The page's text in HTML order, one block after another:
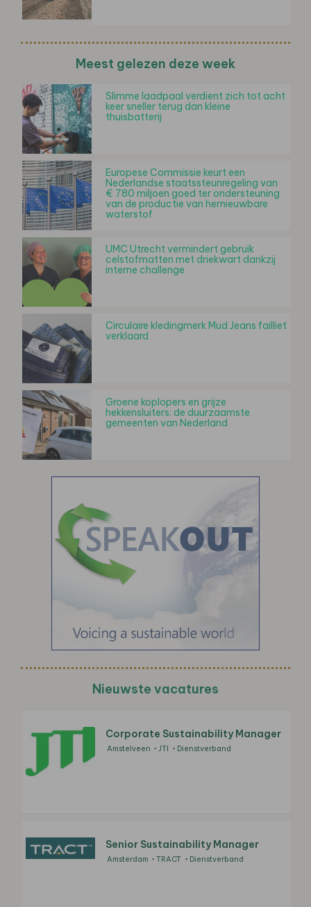
Meest gelezen deze week
Slimme laadpaal verdient zich tot acht
keer sneller terug dan kleine
thuisbatterij
Europese Commissie keurt een
Nederlandse staatssteunregeling van
€ 780 miljoen goed ter ondersteuning
van de productie van hernieuwbare
waterstof
UMC Utrecht vermindert gebruik
celstofmatten met driekwart dankzij
interne challenge
Circulaire kledingmerk Mud Jeans failliet
verklaard
Groene koplopers en grijze
hekkensluiters: de duurzaamste
gemeenten van Nederland
Nieuwste vacatures
Corporate Sustainability Manager
Amstelveen JTI Dienstverband
Senior Sustainability Manager
Amsterdam TRACT Dienstverband